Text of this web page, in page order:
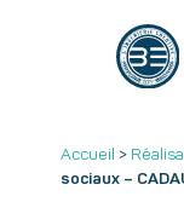
Accueil >
sociaux –